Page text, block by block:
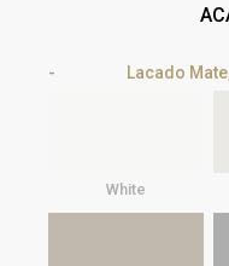
Lacado
White